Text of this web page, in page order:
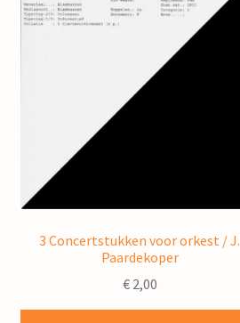
3 Concertstukken voor orkest / J.
Paardekoper
€2,00